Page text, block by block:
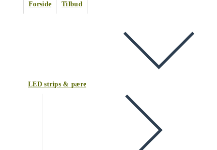
Forside
Tilbud
LED strips & pære